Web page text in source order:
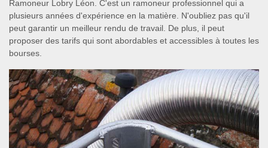
Ramoneur Lobry Léon. C'est un ramoneur professionnel qui a
plusieurs années d'expérience en la matière. N'oubliez pas qu'il
peut garantir un meilleur rendu de travail. De plus, il peut
proposer des tarifs qui sont abordables et accessibles à toutes les
bourses.